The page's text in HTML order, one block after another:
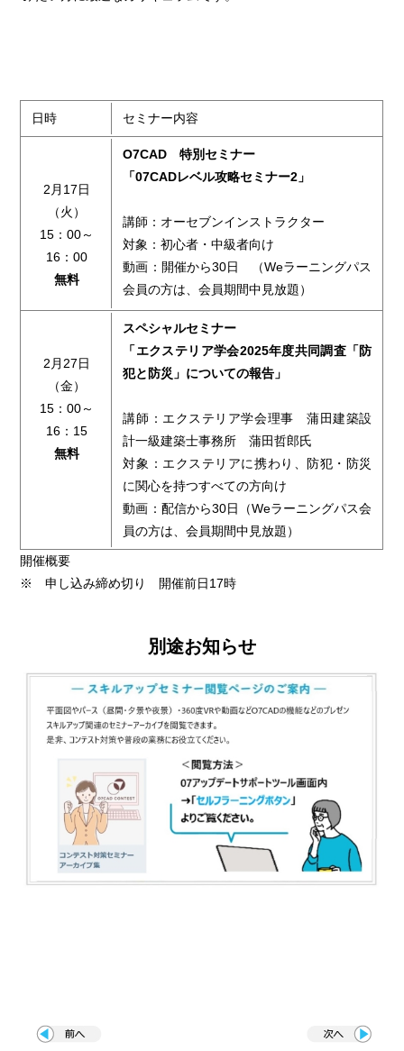
日時 セミナー内容
2月17日
（火）
15：00～
16：00
無料
O7CAD 特別セミナー
「07CADレベル攻略セミナー2」
講師：オーセブンインストラクター
対象：初心者・中級者向け
動画：開催から30日 （Weラーニングパス
会員の方は、会員期間中見放題）
2月27日
（金）
15：00～
16：15
無料
スペシャルセミナー
「エクステリア学会2025年度共同調査「防
犯と防災」についての報告」
講師：エクステリア学会理事 蒲田建築設
計一級建築士事務所 蒲田哲郎氏
対象：エクステリアに携わり、防犯・防災
に関心を持つすべての方向け
動画：配信から30日（Weラーニングパス会
員の方は、会員期間中見放題）
開催概要
※ 申し込み締め切り 開催前日17時
別途お知らせ